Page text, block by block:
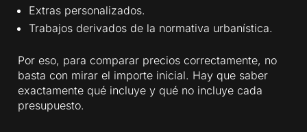
Extras personalizados.
Trabajos derivados de la normativa urbanística.
Por eso, para comparar precios correctamente, no
basta con mirar el importe inicial. Hay que saber
exactamente qué incluye y qué no incluye cada
presupuesto.